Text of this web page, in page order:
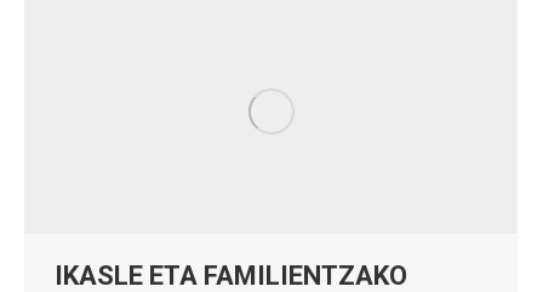
IKASLE ETA FAMILIENTZAKO